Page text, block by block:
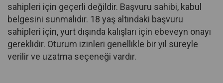
sahipleri için geçerli değildir. Başvuru sahibi, kabul
belgesini sunmalıdır. 18 yaş altındaki başvuru
sahipleri için, yurt dışında kalışları için ebeveyn onayı
gereklidir. Oturum izinleri genellikle bir yıl süreyle
verilir ve uzatma seçeneği vardır.